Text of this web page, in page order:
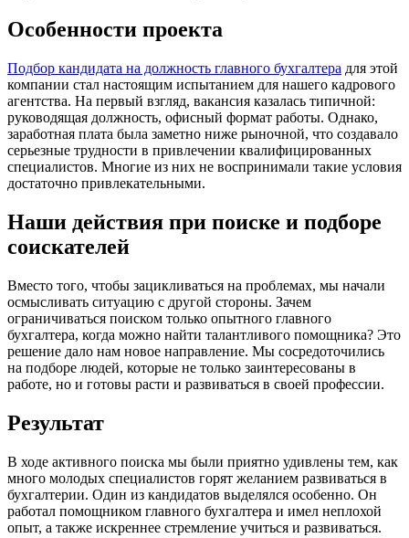
Особенности проекта
Подбор кандидата на должность главного бухгалтера для этой
компании стал настоящим испытанием для нашего кадрового
агентства. На первый взгляд, вакансия казалась типичной:
руководящая должность, офисный формат работы. Однако,
заработная плата была заметно ниже рыночной, что создавало
серьезные трудности в привлечении квалифицированных
специалистов. Многие из них не воспринимали такие условия
достаточно привлекательными.
Наши действия при поиске и подборе
соискателей
Вместо того, чтобы зацикливаться на проблемах, мы начали
осмысливать ситуацию с другой стороны. Зачем
ограничиваться поиском только опытного главного
бухгалтера, когда можно найти талантливого помощника? Это
решение дало нам новое направление. Мы сосредоточились
на подборе людей, которые не только заинтересованы в
работе, но и готовы расти и развиваться в своей профессии.
Результат
В ходе активного поиска мы были приятно удивлены тем, как
много молодых специалистов горят желанием развиваться в
бухгалтерии. Один из кандидатов выделялся особенно. Он
работал помощником главного бухгалтера и имел неплохой
опыт, а также искреннее стремление учиться и развиваться.